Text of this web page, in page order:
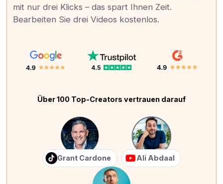
mit nur drei Klicks – das spart Ihnen Zeit.
Bearbeiten Sie drei Videos kostenlos.
Über 100 Top-Creators vertrauen darauf
Grant Cardone Ali Abdaal